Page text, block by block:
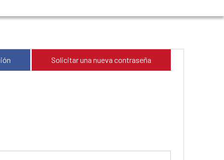
Solicitar una nueva contraseña